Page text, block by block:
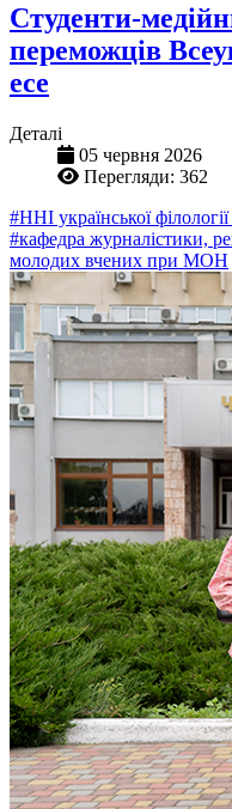
Студенти-
переможців
есе
Деталі
05 червня 2026
Перегляди: 362
#ННІ української
#кафедра журналістики,
молодих вчених при МОН